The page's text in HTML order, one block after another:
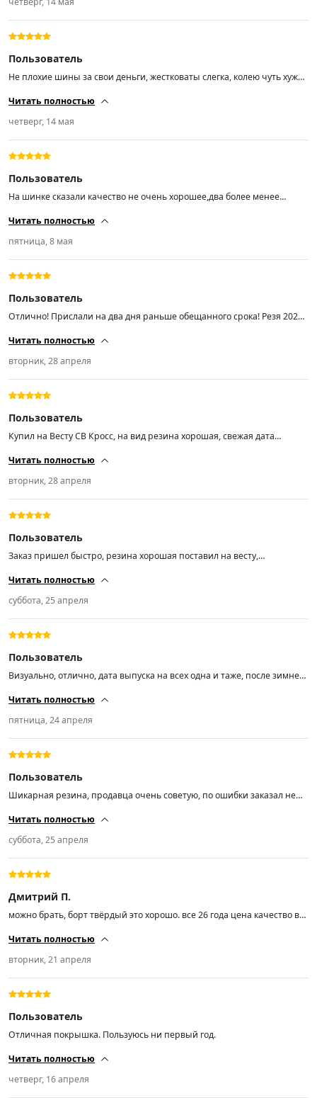
Пользователь
Не плохие шины за свои деньги, жестковаты слегка, колею чуть хуже
не ездил но не большие лужи без аквапланирования
Читать полностью
четверг, 14 мая
Пользователь
На шинке сказали качество не очень хорошее,два более менее
что хорошо,в любом случае лучше наших
Читать полностью
пятница, 8 мая
Пользователь
Отлично! Прислали на два дня раньше обещанного срока! Резя 2026
рекомендую продавца! Спасибо!!!
Читать полностью
вторник, 28 апреля
Пользователь
Купил на Весту СВ Кросс, на вид резина хорошая, свежая дата
Читать полностью
вторник, 28 апреля
Пользователь
Заказ пришел быстро, резина хорошая поставил на весту,
Читать полностью
суббота, 25 апреля
Пользователь
Визуально, отлично, дата выпуска на всех одна и таже, после зимней
Читать полностью
пятница, 24 апреля
Пользователь
Шикарная резина, продавца очень советую, по ошибки заказал не
прям Вау случился, братья наши с Китая делают вещи, цена
качества! Выглядит дорого богато, ну простите Pireli, резина делается
на территории России, а стоит как крыло самолёта, как будто
напрямую из Италии везут.
Читать полностью
суббота, 25 апреля
Дмитрий П.
можно брать, борт твёрдый это хорошо. все 26 года цена качество в
Читать полностью
вторник, 21 апреля
Пользователь
Отличная покрышка. Пользуюсь ни первый год.
Читать полностью
четверг, 16 апреля